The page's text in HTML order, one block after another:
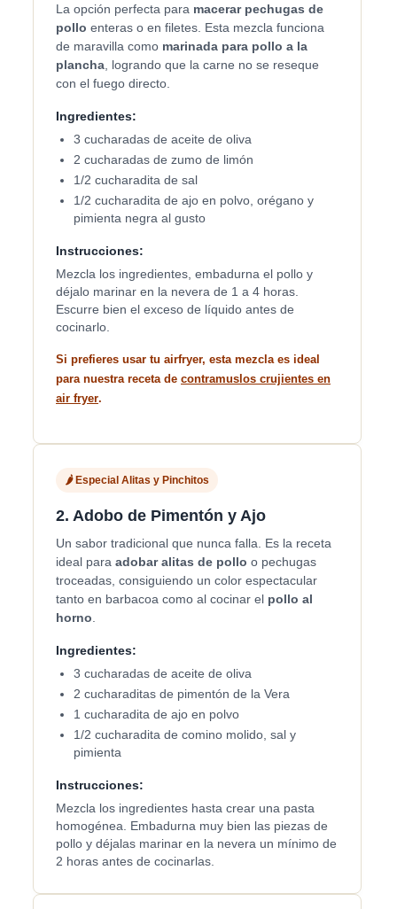
La opción perfecta para macerar pechugas de
pollo enteras o en filetes. Esta mezcla funciona
de maravilla como marinada para pollo a la
plancha , logrando que la carne no se reseque
con el fuego directo.
Ingredientes:
3 cucharadas de aceite de oliva
2 cucharadas de zumo de limón
1/2 cucharadita de sal
1/2 cucharadita de ajo en polvo, orégano y
pimienta negra al gusto
Instrucciones:
Mezcla los ingredientes, embadurna el pollo y
déjalo marinar en la nevera de 1 a 4 horas.
Escurre bien el exceso de líquido antes de
cocinarlo.
Si prefieres usar tu airfryer, esta mezcla es ideal
para nuestra receta de contramuslos crujientes en
air fryer.
🌶️ Especial Alitas y Pinchitos
2. Adobo de Pimentón y Ajo
Un sabor tradicional que nunca falla. Es la receta
ideal para adobar alitas de pollo o pechugas
troceadas, consiguiendo un color espectacular
tanto en barbacoa como al cocinar el pollo al
horno.
Ingredientes:
3 cucharadas de aceite de oliva
2 cucharaditas de pimentón de la Vera
1 cucharadita de ajo en polvo
1/2 cucharadita de comino molido, sal y
pimienta
Instrucciones:
Mezcla los ingredientes hasta crear una pasta
homogénea. Embadurna muy bien las piezas de
pollo y déjalas marinar en la nevera un mínimo de
2 horas antes de cocinarlas.